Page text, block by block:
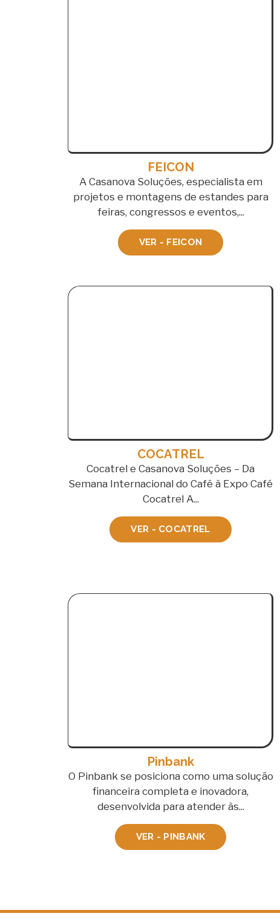
FEICON
A Casanova Soluções, especialista em
projetos e montagens de estandes para
feiras, congressos e eventos,...
VER - FEICON
COCATREL
Cocatrel e Casanova Soluções – Da
Semana Internacional do Café à Expo Café
Cocatrel A...
VER - COCATREL
Pinbank
O Pinbank se posiciona como uma solução
financeira completa e inovadora,
desenvolvida para atender às...
VER - PINBANK